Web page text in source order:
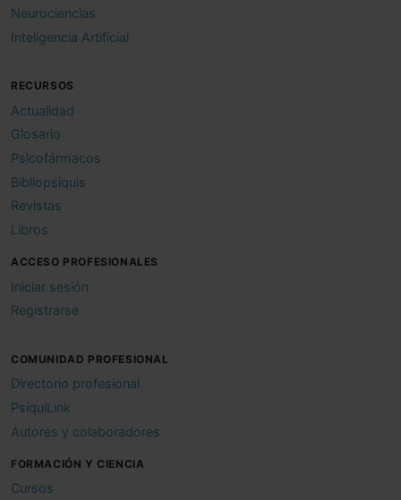
Neurociencias
Inteligencia Artificial
RECURSOS
Actualidad
Glosario
Psicofármacos
Bibliopsiquis
Revistas
Libros
ACCESO PROFESIONALES
Iniciar sesión
Registrarse
COMUNIDAD PROFESIONAL
Directorio profesional
PsiquiLink
Autores y colaboradores
FORMACIÓN Y CIENCIA
Cursos